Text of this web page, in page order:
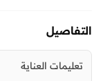
التفاصيل
تعليمات العناية